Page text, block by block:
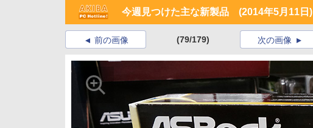
今週見つけた主な新製品 (2014年5月11日)
前の画像 (79/179) 次の画像